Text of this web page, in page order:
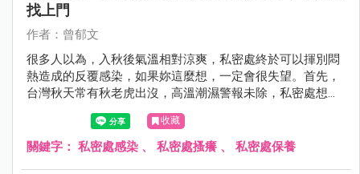
找上門
作者：曾郁文
很多人以為，入秋後氣溫相對涼爽，私密處終於可以揮別悶
熱造成的反覆感染，如果妳這麼想，一定會很失望。首先，
台灣秋天常有秋老虎出沒，高溫潮濕警報未除，私密處想要
遠離搔癢感染有難度，另一方面，很多人以為感染問題出在
外在環境，卻忽略內在環境也可能成為幫兇。
收藏
關鍵字： 私密處感染 、 私密處搔癢 、 私密處保養